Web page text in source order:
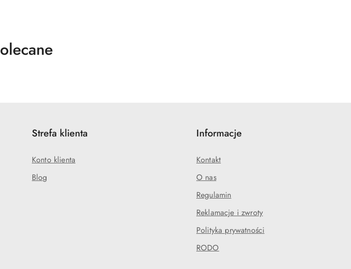
Strefa klienta
Konto klienta
Blog
Informacje
Kontakt
O nas
Regulamin
Reklamacje i zwroty
Polityka prywatności
RODO